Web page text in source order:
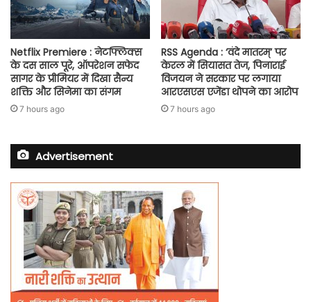
Netflix Premiere : नेटफ्लिक्स
के दस साल पूरे, ऑपरेशन सफेद
सागर के प्रीमियर में दिखा सैन्य
शक्ति और सिनेमा का संगम
7 hours ago
RSS Agenda : ‘वंदे मातरम्’ पर
केरल में सियासत तेज, पिनाराई
विजयन ने सरकार पर लगाया
आरएसएस एजेंडा थोपने का आरोप
7 hours ago
Advertisement